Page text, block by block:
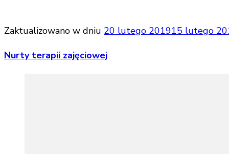
Zaktualizowano w dniu 20 lutego 201915 lutego
Nurty terapii zajęciowej